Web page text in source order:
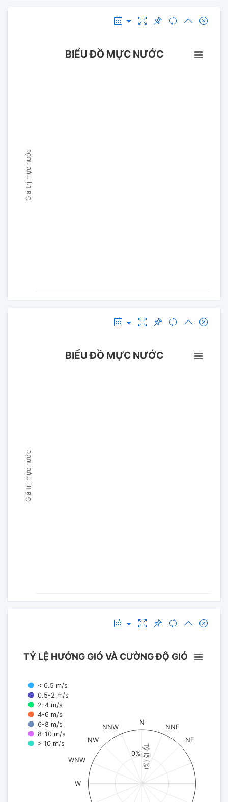
Giá trị mực nước
BIỂU ĐỒ MỰC NƯỚC
Giá trị mực nước
BIỂU ĐỒ MỰC NƯỚC
Tỷ lệ (%)
TỶ LỆ HƯỚNG GIÓ VÀ CƯỜNG ĐỘ GIÓ
< 0.5 m/s
0.5-2 m/s
2-4 m/s
4-6 m/s
6-8 m/s
8-10 m/s
> 10 m/s
N
NNE
NE
W
WNW
NW
NNW
0%